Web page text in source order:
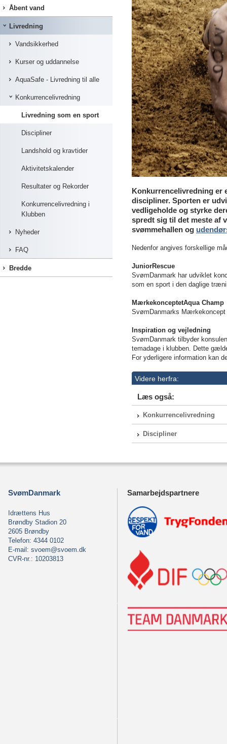
Åbent vand
Livredning
Vandsikkerhed
Kurser og uddannelse
AquaSafe - Livredning til alle
Konkurrencelivredning
Livredning som en sport
Discipliner
Landshold og kravtider
Aktivitetskalender
Resultater og Rekorder
Konkurrencelivredning i
Klubben
Nyheder
FAQ
Bredde
Konkurrencelivredning er
discipliner. Sporten er
vedligeholde og styrke
spredt sig til det meste af
svømmehallen og
Nedenfor angives forskellige
JuniorRescue
SvømDanmark har udviklet
som en sport i den daglige
MærkekonceptetAqua Champ
SvømDanmarks Mærkekoncept
Inspiration og vejledning
SvømDanmark tilbyder
temadage i klubben. Dette
For yderligere information kan
Videre herfra:
Læs også:
Konkurrencelivredning
Discipliner
SvømDanmark
Idrættens Hus
Brøndby Stadion 20
2605 Brøndby
Telefon: 4344 0102
E-mail: svoem@svoem.dk
CVR-nr.: 10203813
Samarbejdspartnere